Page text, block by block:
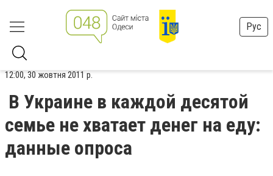
Рус
12:00, 30 жовтня 2011 р.
В Украине в каждой десятой
семье не хватает денег на еду:
данные опроса